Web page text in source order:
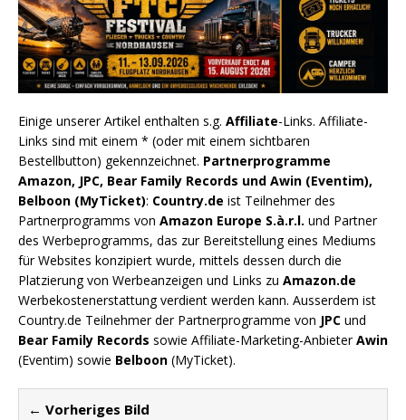
Einige unserer Artikel enthalten s.g. Affiliate-Links. Affiliate-
Links sind mit einem * (oder mit einem sichtbaren
Bestellbutton) gekennzeichnet. Partnerprogramme
Amazon, JPC, Bear Family Records und Awin (Eventim),
Belboon (MyTicket): Country.de ist Teilnehmer des
Partnerprogramms von Amazon Europe S.à.r.l. und Partner
des Werbeprogramms, das zur Bereitstellung eines Mediums
für Websites konzipiert wurde, mittels dessen durch die
Platzierung von Werbeanzeigen und Links zu Amazon.de
Werbekostenerstattung verdient werden kann. Ausserdem ist
Country.de Teilnehmer der Partnerprogramme von JPC und
Bear Family Records sowie Affiliate-Marketing-AnbieterAwin
(Eventim) sowie Belboon (MyTicket).
← Vorheriges Bild